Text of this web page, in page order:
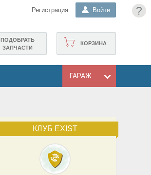
?
Регистрация Войти
КОРЗИНА
ПОДОБРАТЬ
ЗАПЧАСТИ
ГАРАЖ
КЛУБ EXIST